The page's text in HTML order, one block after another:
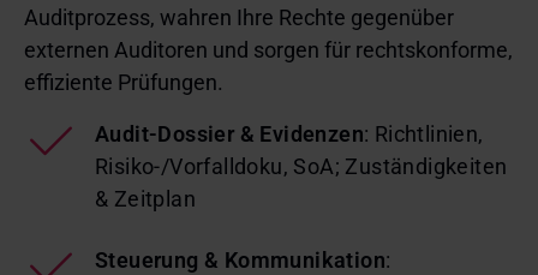
Auditprozess, wahren Ihre Rechte gegenüber
externen Auditoren und sorgen für rechtskonforme,
effiziente Prüfungen.
Audit-Dossier & Evidenzen: Richtlinien,
Risiko-/Vorfalldoku, SoA; Zuständigkeiten
& Zeitplan
Steuerung & Kommunikation: